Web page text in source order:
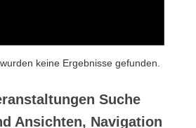
keine Ergebnisse gefunden.
Suche
Ansichten, Navigation